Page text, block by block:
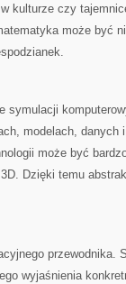
kulturze czy
może być
modelach, danych
może być
Dzięki temu
przewodnika.
wyjaśnienia